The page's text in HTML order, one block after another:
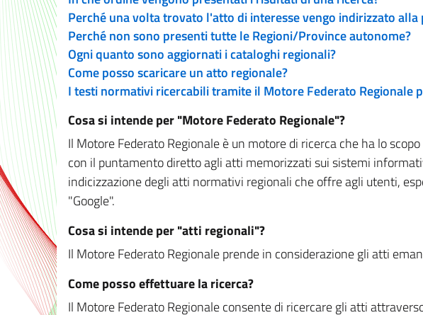
Perché una volta trovato l'atto di interesse vengo indirizzato
Perché non sono presenti tutte le Regioni/Province autonome?
Ogni quanto sono aggiornati i cataloghi regionali?
Come posso scaricare un atto regionale?
I testi normativi ricercabili tramite il Motore Federato
Cosa si intende per "Motore Federato Regionale"?
Il Motore Federato Regionale è un motore di ricerca che ha lo
con il puntamento diretto agli atti memorizzati sui sistemi
indicizzazione degli atti normativi regionali che offre agli utenti,
"Google".
Cosa si intende per "atti regionali"?
Il Motore Federato Regionale prende in considerazione gli atti
Come posso effettuare la ricerca?
Il Motore Federato Regionale consente di ricercare gli atti